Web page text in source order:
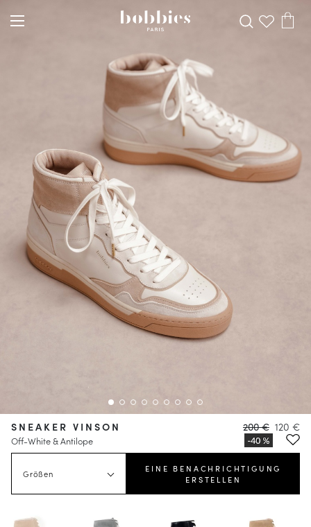
SNEAKER VINSON
Off-White & Antilope
200 € 120 €
Größen
EINE BENACHRICHTIGUNG
ERSTELLEN